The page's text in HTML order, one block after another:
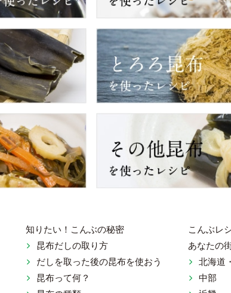
知りたい！こんぶの秘密
昆布だしの取り方
だしを取った後の昆布を使おう
昆布って何？
こんぶレ
あなたの
北海道
中部
こんぶネット 一般社団法人 日本